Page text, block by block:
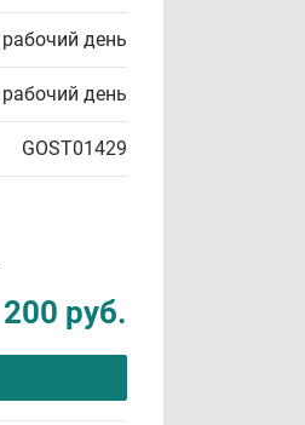
рабочий день
рабочий день
GOST01429
руб.